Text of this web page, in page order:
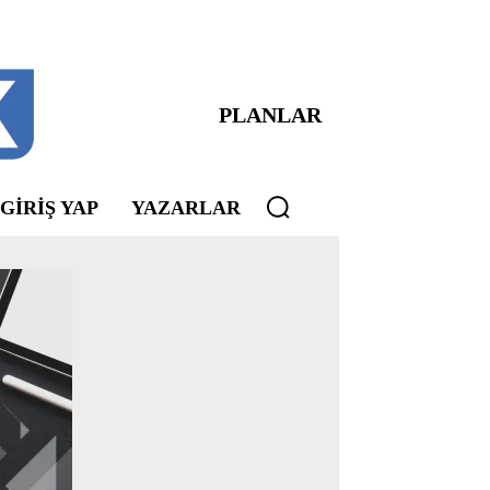
PLANLAR
YAP YAZARLAR